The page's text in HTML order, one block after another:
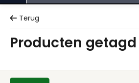
Terug
Producten